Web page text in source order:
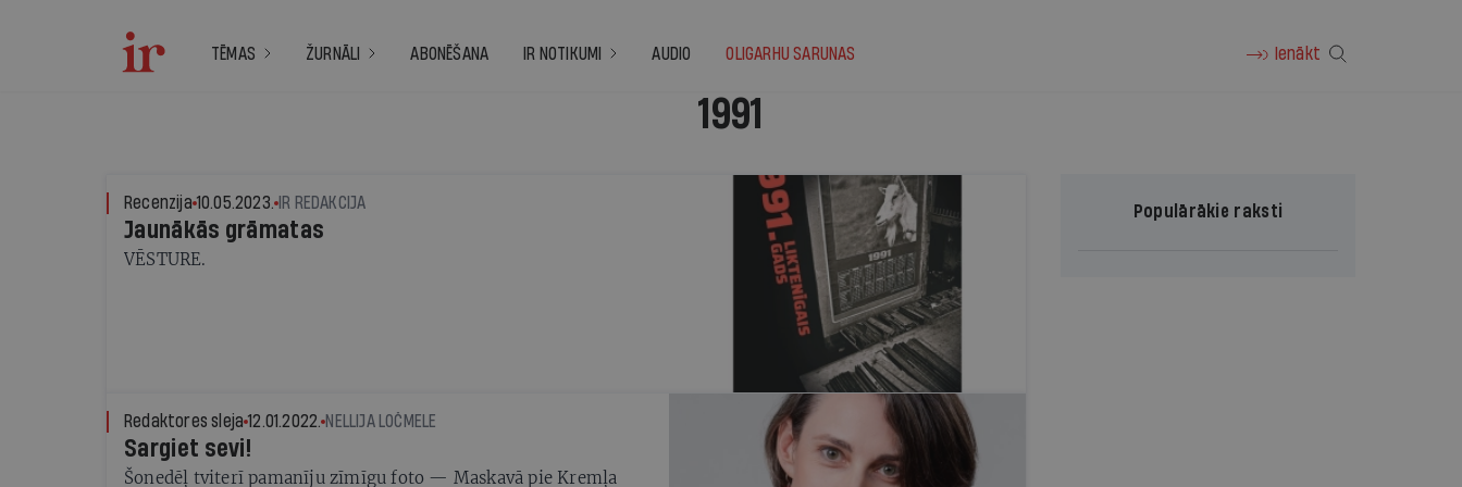
TĒMAS ŽURNĀLI ABONĒŠANA IR NOTIKUMI AUDIO OLIGARHU SARUNAS Ienākt
1991
Recenzija 10.05.2023. IR REDAKCIJA
Jaunākās grāmatas
VĒSTURE.
Redaktores sleja 12.01.2022. NELLIJA LOČMELE
Sargiet sevi!
Šonedēļ tviterī pamanīju zīmīgu foto — Maskavā pie Kremļa
Populārākie raksti